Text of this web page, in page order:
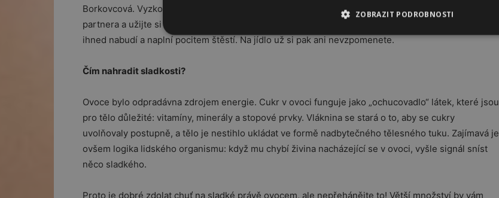
Borkovcová. Vyzkoušet můžete i jiný „trik”. Když vás popadne chuť na sladké, vyhledejte svého
partnera a užijte si společnou chvilku. Sex vyplavuje serotonin a dopamin, hormony, které vás
ihned nabudí a naplní pocitem štěstí. Na jídlo už si pak ani nevzpomenete.
Čím nahradit sladkosti?
Ovoce bylo odpradávna zdrojem energie. Cukr v ovoci funguje jako „ochucovadlo“ látek, které jsou
pro tělo důležité: vitamíny, minerály a stopové prvky. Vláknina se stará o to, aby se cukry
uvolňovaly postupně, a tělo je nestihlo ukládat ve formě nadbytečného tělesného tuku. Zajímavá je
ovšem logika lidského organismu: když mu chybí živina nacházející se v ovoci, vyšle signál sníst
něco sladkého.
Proto je dobré zdolat chuť na sladké právě ovocem, ale nepřehánějte to! Větší množství by vám
ZOBRAZIT PODROBNOSTI